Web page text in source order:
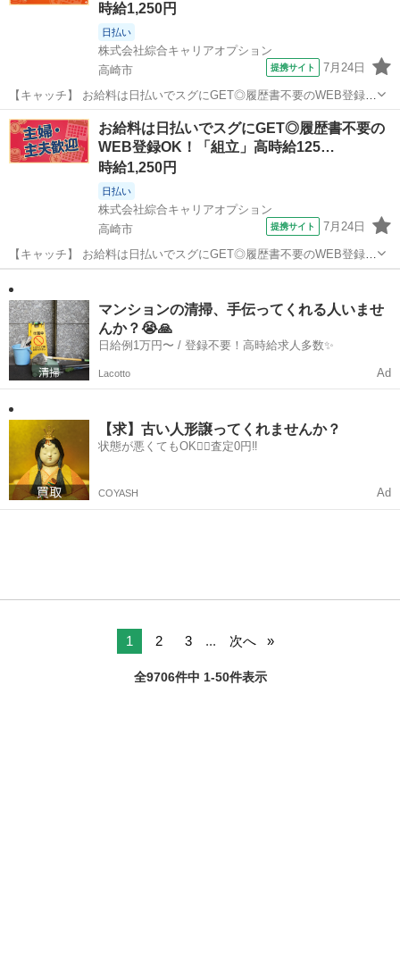
時給1,250円
日払い
株式会社綜合キャリアオプション
高崎市
提携サイト 7月24日
【キャッチ】 お給料は日払いでスグにGET◎履歴書不要のWEB登録
OK！「生産管理/書類作成」高時給1250円！群馬県高崎市周辺！20代
～40代のスタッフが多数活躍中★ 【コメント】 製造のお仕事をお探し
におススメ♪ 「...
群馬 高崎市 一般事務
お給料は日払いでスグにGET◎履歴書不要の
WEB登録OK！「組立」高時給125…
時給1,250円
日払い
株式会社綜合キャリアオプション
高崎市
提携サイト 7月24日
【キャッチ】 お給料は日払いでスグにGET◎履歴書不要のWEB登録
OK！「組立」高時給1250円！群馬県高崎市周辺！20代～40代のスタ
ッフが多数活躍中★ 【コメント】 製造のお仕事をお探しにおススメ♪
「未経験でも出来...マンションの清掃、手伝ってくれる人いませ
んか？😭🙏
日給例1万円〜 / 登録不要！高時給求人多数✨
Lacotto Ad
【求】古い人形譲ってくれませんか？
状態が悪くてもOK🙆‍♀️査定0円‼️
COYASH Ad
1 2 3 ... 次へ
全9706件中 1-50件表示